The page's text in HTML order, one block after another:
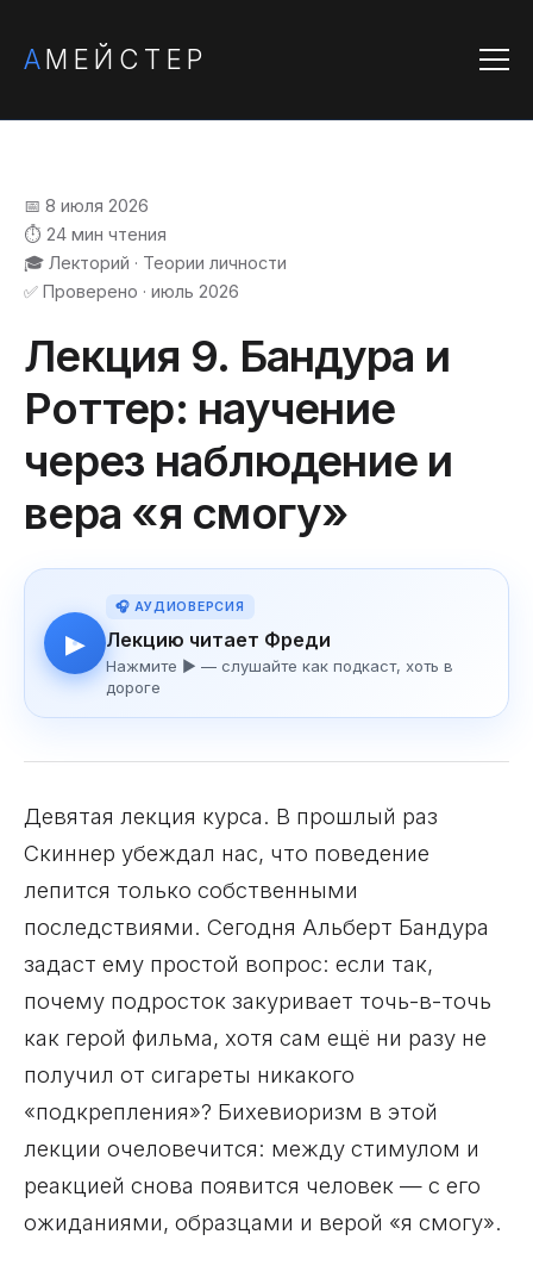
АМЕЙСТЕР
📅 8 июля 2026
⏱️ 24 мин чтения
🎓 Лекторий · Теории личности
✅ Проверено · июль 2026
Лекция 9. Бандура и
Роттер: научение
через наблюдение и
вера «я смогу»
▶
🎧 АУДИОВЕРСИЯ
Лекцию читает Фреди
Нажмите ▶ — слушайте как подкаст, хоть в
дороге
Девятая лекция курса. В прошлый раз
Скиннер убеждал нас, что поведение
лепится только собственными
последствиями. Сегодня Альберт Бандура
задаст ему простой вопрос: если так,
почему подросток закуривает точь-в-точь
как герой фильма, хотя сам ещё ни разу не
получил от сигареты никакого
«подкрепления»? Бихевиоризм в этой
лекции очеловечится: между стимулом и
реакцией снова появится человек — с его
ожиданиями, образцами и верой «я смогу».